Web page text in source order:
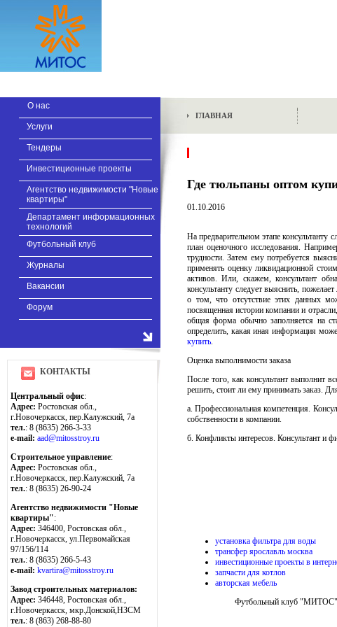
О нас
Услуги
Тендеры
Инвестиционные проекты
Агентство недвижимости "Новые
квартиры"
Департамент информационных
технологий
Футбольный клуб
Журналы
Вакансии
Форум
КОНТАКТЫ
Центральный офис:
Адрес: Ростовская обл.,
г.Новочеркасск, пер.Калужский, 7а
тел.: 8 (8635) 266-3-33
e-mail: aad@mitosstroy.ru
Строительное управление:
Адрес: Ростовская обл.,
г.Новочеркасск, пер.Калужский, 7а
тел.: 8 (8635) 26-90-24
Агентство недвижимости "Новые
квартиры":
Адрес: 346400, Ростовская обл.,
г.Новочеркасск, ул.Первомайская
97/156/114
тел.: 8 (8635) 266-5-43
e-mail: kvartira@mitosstroy.ru
Завод строительных материалов:
Адрес: 346448, Ростовская обл.,
г.Новочеркасск, мкр.Донской,НЗСМ
тел.: 8 (863) 268-88-80
ГЛАВНАЯ
Где тюльпаны оптом
01.10.2016
На предварительном этапе консультанту
план оценочного исследования.
трудности. Затем ему потребуется
применять оценку ликвидационной
активов. Или, скажем, консультант
консультанту следует выяснить,
о том, что отсутствие этих данных
посвященная истории компании и
общая форма обычно заполняется на
определить, какая иная информация
купить.
Оценка выполнимости заказа
После того, как консультант выполнит
решить, стоит ли ему принимать заказ.
а. Профессиональная компетенция.
собственности в компании.
б. Конфликты интересов. Консультант и
установка фильтра для воды
трансфер ярославль москва
инвестиционные проекты в
запчасти для котлов
авторская мебель
Футбольный клуб "МИТОС"